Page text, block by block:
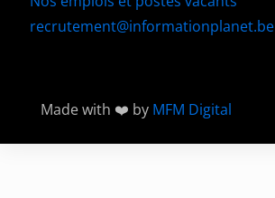
recrutement@informationplanet.be
Made with ❤️ by MFM Digital